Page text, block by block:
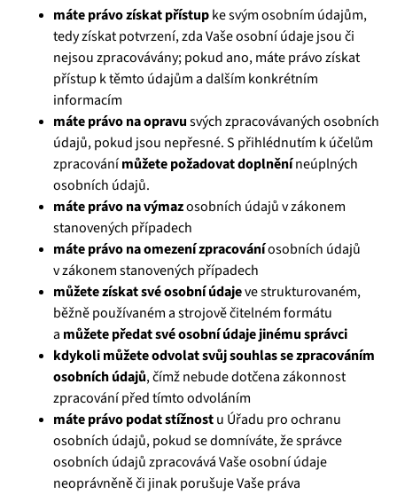
máte právo získat přístupke svým osobním údajům,
tedy získat potvrzení, zda Vaše osobní údaje jsou či
nejsou zpracovávány; pokud ano, máte právo získat
přístup k těmto údajům a dalším konkrétním
informacím
máte právo na opravusvých zpracovávaných osobních
údajů, pokud jsou nepřesné. S přihlédnutím k účelům
zpracovánímůžete požadovat doplněníneúplných
osobních údajů.
máte právo na výmazosobních údajů v zákonem
stanovených případech
máte právo na omezení zpracováníosobních údajů
v zákonem stanovených případech
můžete získat své osobní údajeve strukturovaném,
běžně používaném a strojově čitelném formátu
a můžete předat své osobní údaje jinému správci
kdykoli můžete odvolat svůj souhlas se zpracováním
osobních údajů, čímž nebude dotčena zákonnost
zpracování před tímto odvoláním
máte právo podat stížnostu Úřadu pro ochranu
osobních údajů, pokud se domníváte, že správce
osobních údajů zpracovává Vaše osobní údaje
neoprávněně či jinak porušuje Vaše práva